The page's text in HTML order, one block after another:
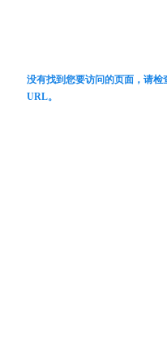
没有找到您要访问的页面，请检
URL。